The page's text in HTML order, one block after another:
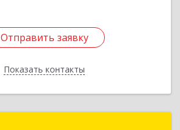
Отправить заявку
Показать контакты
Отправить заявку
Назад